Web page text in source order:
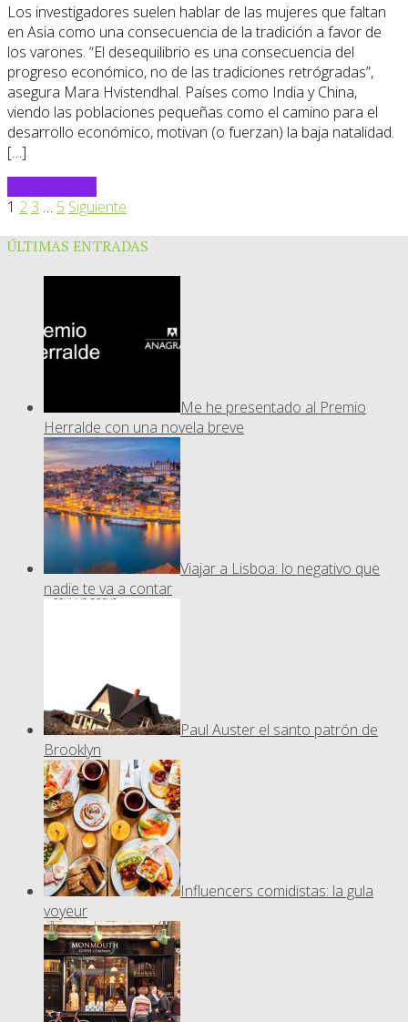
Los investigadores suelen hablar de las mujeres que faltan
en Asia como una consecuencia de la tradición a favor de
los varones. “El desequilibrio es una consecuencia del
progreso económico, no de las tradiciones retrógradas”,
asegura Mara Hvistendhal. Países como India y China,
viendo las poblaciones pequeñas como el camino para el
desarrollo económico, motivan (o fuerzan) la baja natalidad.
[…]
1 2 3 … 5 Siguiente
ÚLTIMAS ENTRADAS
Me he presentado al Premio
Herralde con una novela breve
Viajar a Lisboa: lo negativo que
nadie te va a contar
Paul Auster el santo patrón de
Brooklyn
Influencers comidistas: la gula
voyeur